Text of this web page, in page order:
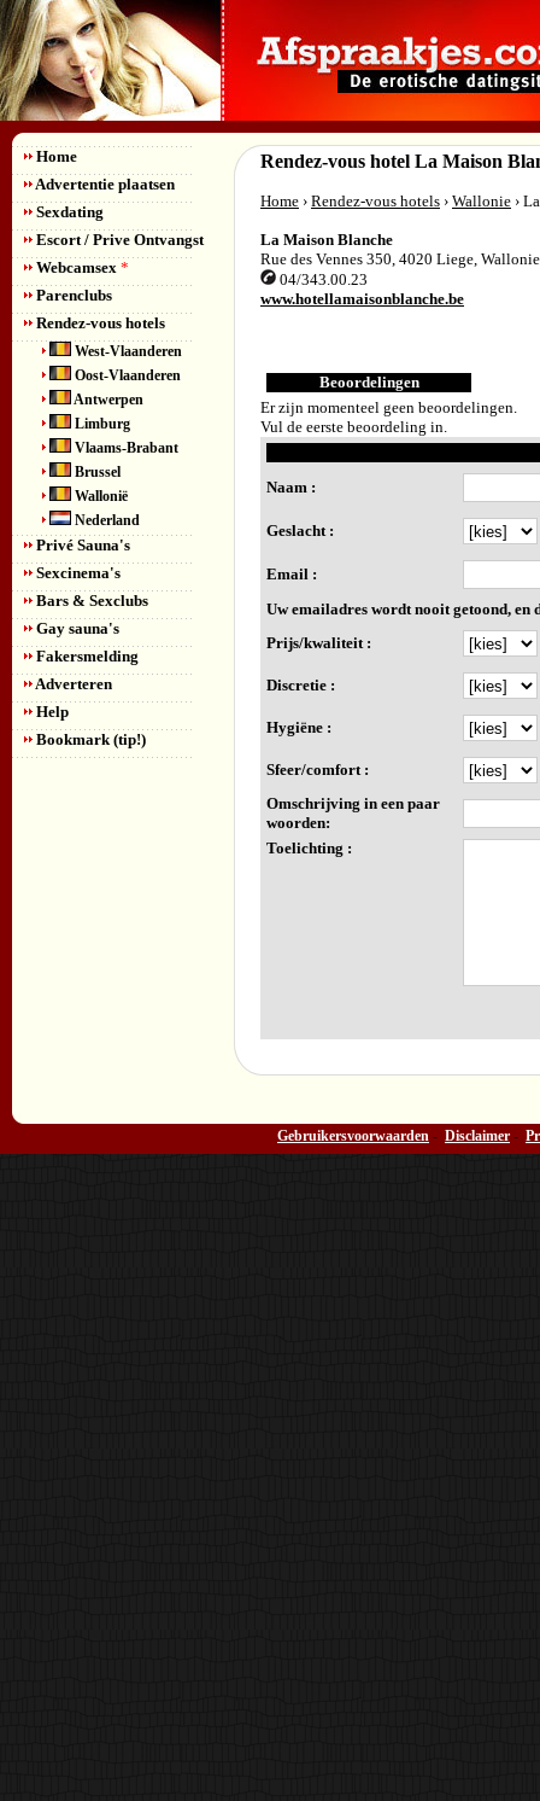
Home
Advertentie plaatsen
Sexdating
Escort / Prive Ontvangst
Webcamsex *
Parenclubs
Rendez-vous hotels
West-Vlaanderen
Oost-Vlaanderen
Antwerpen
Limburg
Vlaams-Brabant
Brussel
Wallonië
Nederland
Privé Sauna's
Sexcinema's
Bars & Sexclubs
Gay sauna's
Fakersmelding
Adverteren
Help
Bookmark (tip!)
Rendez-vous hotel La Maison
Home › Rendez-vous hotels › Wallonie ›
La Maison Blanche
Rue des Vennes 350, 4020 Liege, Wallonie
04/343.00.23
www.hotellamaisonblanche.be
Beoordelingen
Er zijn momenteel geen beoordelingen.
Vul de eerste beoordeling in.
Naam :
Geslacht :
Email :
Uw emailadres wordt nooit getoond, en
Prijs/kwaliteit :
Discretie :
Hygiëne :
Sfeer/comfort :
Omschrijving in een paar
woorden:
Toelichting :
Gebruikersvoorwaarden - Disclaimer -